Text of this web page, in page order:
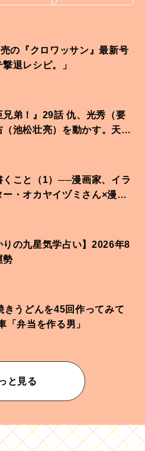
の『クロワッサン』最新号
退レシピ。」
兄弟！』29話 仇、光秀（要
（池松壮亮）を動かす。天下
くこと（1）──漫画家、イラ
ー・オカヤイヅミさん×漫画
りの九星気学占い】2026年8
勢
うどんを45回作ってみて
「弁当を作る男」
と見る